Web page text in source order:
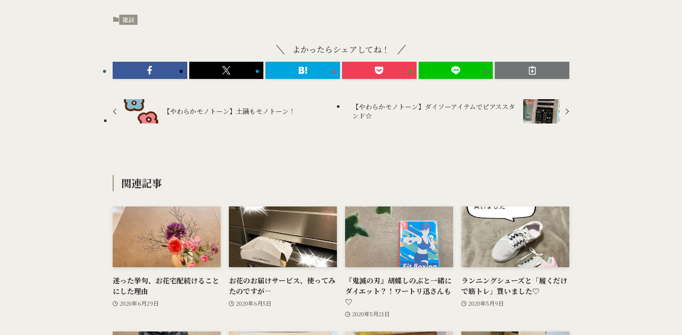
雑談
よかったらシェアしてね！
【やわらかモノトーン】土鍋もモノトーン！
【やわらかモノトーン】ダイソーアイテムでピアススタ
ンド☆
関連記事
迷った挙句、お花宅配続けること
にした理由
2020年6月29日
お花のお届けサービス、使ってみ
たのですが…
2020年6月5日
『鬼滅の刃』胡蝶しのぶと一緒に
ダイエット？！ワートリ迅さんも
♡
2020年5月21日
ランニングシューズと「履くだけ
で筋トレ」買いました♡
2020年5月9日